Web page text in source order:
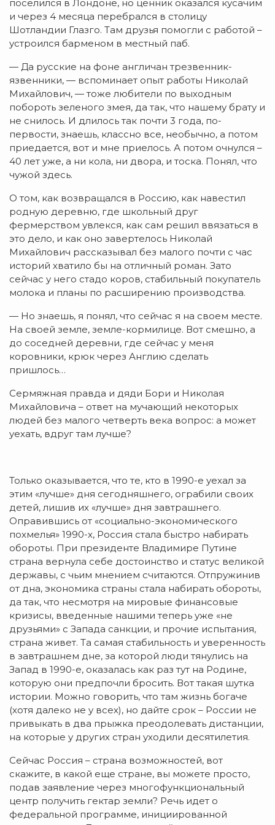
поселился в Лондоне, но ценник оказался кусачим
и через 4 месяца перебрался в столицу
Шотландии Глазго. Там друзья помогли с работой –
устроился барменом в местный паб.
— Да русские на фоне англичан трезвенник-
язвенники, — вспоминает опыт работы Николай
Михайлович, — тоже любители по выходным
побороть зеленого змея, да так, что нашему брату и
не снилось. И длилось так почти 3 года, по-
первости, знаешь, классно все, необычно, а потом
приедается, вот и мне приелось. А потом очнулся –
40 лет уже, а ни кола, ни двора, и тоска. Понял, что
чужой здесь.
О том, как возвращался в Россию, как навестил
родную деревню, где школьный друг
фермерством увлекся, как сам решил ввязаться в
это дело, и как оно завертелось Николай
Михайлович рассказывал без малого почти с час
историй хватило бы на отличный роман. Зато
сейчас у него стадо коров, стабильный покупатель
молока и планы по расширению производства.
— Но знаешь, я понял, что сейчас я на своем месте.
На своей земле, земле-кормилице. Вот смешно, а
до соседней деревни, где сейчас у меня
коровники, крюк через Англию сделать
пришлось…
Сермяжная правда и дяди Бори и Николая
Михайловича – ответ на мучающий некоторых
людей без малого четверть века вопрос: а может
уехать, вдруг там лучше?
Только оказывается, что те, кто в 1990-е уехал за
этим «лучше» дня сегодняшнего, ограбили своих
детей, лишив их «лучше» дня завтрашнего.
Оправившись от «социально-экономического
похмелья» 1990-х, Россия стала быстро набирать
обороты. При президенте Владимире Путине
страна вернула себе достоинство и статус великой
державы, с чьим мнением считаются. Отпружинив
от дна, экономика страны стала набирать обороты,
да так, что несмотря на мировые финансовые
кризисы, введенные нашими теперь уже «не
друзьями» с Запада санкции, и прочие испытания,
страна живет. Та самая стабильность и уверенность
в завтрашнем дне, за которой люди тянулись на
Запад в 1990-е, оказалась как раз тут на Родине,
которую они предпочли бросить. Вот такая шутка
истории. Можно говорить, что там жизнь богаче
(хотя далеко не у всех), но дайте срок – России не
привыкать в два прыжка преодолевать дистанции,
на которые у других стран уходили десятилетия.
Сейчас Россия – страна возможностей, вот
скажите, в какой еще стране, вы можете просто,
подав заявление через многофункциональный
центр получить гектар земли? Речь идет о
федеральной программе, инициированной